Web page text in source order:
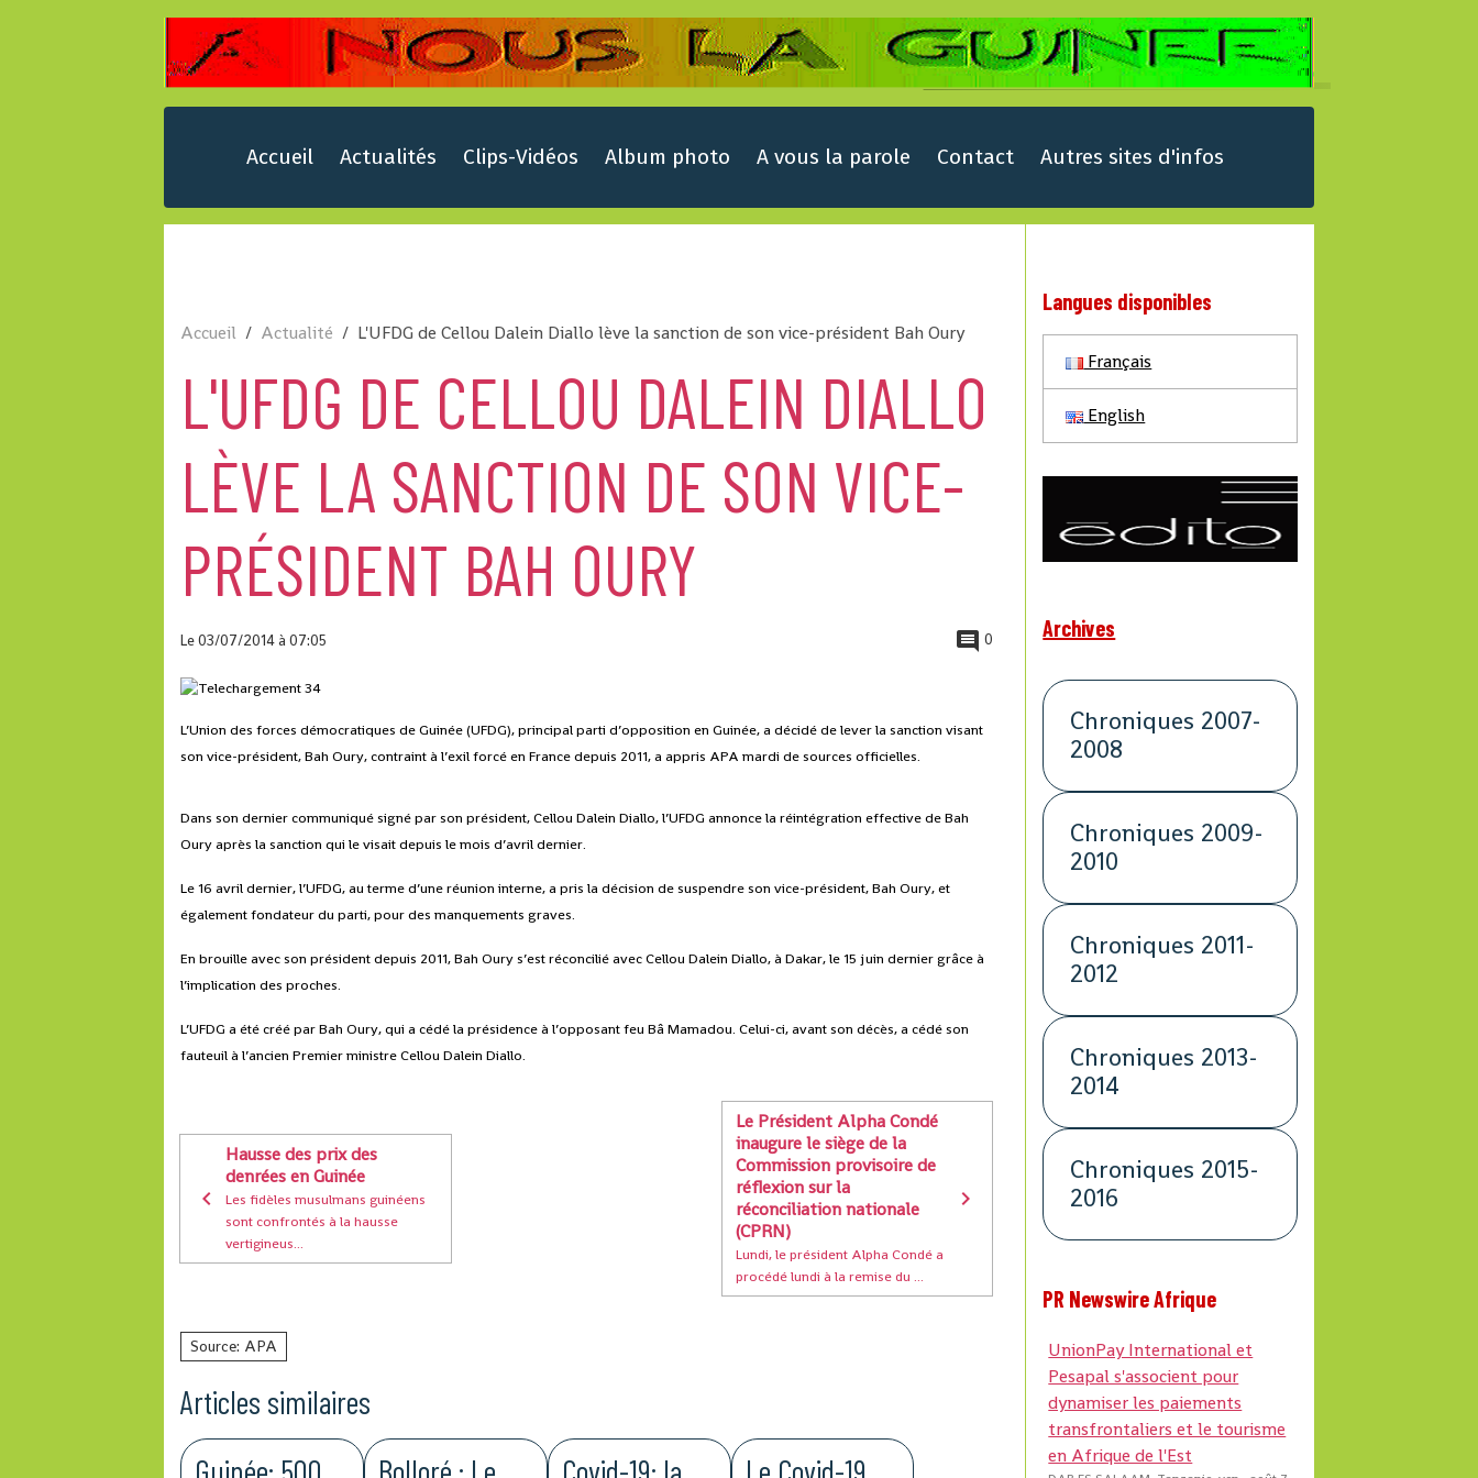
Accueil Actualités Clips-Vidéos Album photo A vous la parole Contact Autres sites d'infos
Accueil Actualité L'UFDG de Cellou Dalein Diallo lève la sanction de son vice-président Bah Oury
L'UFDG DE CELLOU DALEIN DIALLO
LÈVE LA SANCTION DE SON VICE-
PRÉSIDENT BAH OURY
Le 03/07/2014à 07:05 0
L’Union des forces démocratiques de Guinée (UFDG), principal parti d’opposition en Guinée, a décidé de lever la sanction visant
son vice-président, Bah Oury, contraint à l’exil forcé en France depuis 2011, a appris APA mardi de sources officielles.
Dans son dernier communiqué signé par son président, Cellou Dalein Diallo, l’UFDG annonce la réintégration effective de Bah
Oury après la sanction qui le visait depuis le mois d’avril dernier.
Le 16 avril dernier, l’UFDG, au terme d’une réunion interne, a pris la décision de suspendre son vice-président, Bah Oury, et
également fondateur du parti, pour des manquements graves.
En brouille avec son président depuis 2011, Bah Oury s’est réconcilié avec Cellou Dalein Diallo, à Dakar, le 15 juin dernier grâce à
l’implication des proches.
L’UFDG a été créé par Bah Oury, qui a cédé la présidence à l’opposant feu Bâ Mamadou. Celui-ci, avant son décès, a cédé son
fauteuil à l’ancien Premier ministre Cellou Dalein Diallo.
Hausse des prix des
denrées en Guinée
Les fidèles musulmans guinéens
sont confrontés à la hausse
vertigineus...
Le Président Alpha Condé
inaugure le siège de la
Commission provisoire de
réflexion sur la
réconciliation nationale
(CPRN)
Lundi, le président Alpha Condé a
procédé lundi à la remise du ...
Source: APA
Articles similaires
Langues disponibles
Français
English
Archives
Chroniques 2007-
2008
Chroniques 2009-
2010
Chroniques 2011-
2012
Chroniques 2013-
2014
Chroniques 2015-
2016
PR Newswire Afrique
UnionPay International et
Pesapal s'associent pour
dynamiser les paiements
transfrontaliers et le tourisme
en Afrique de l'Est